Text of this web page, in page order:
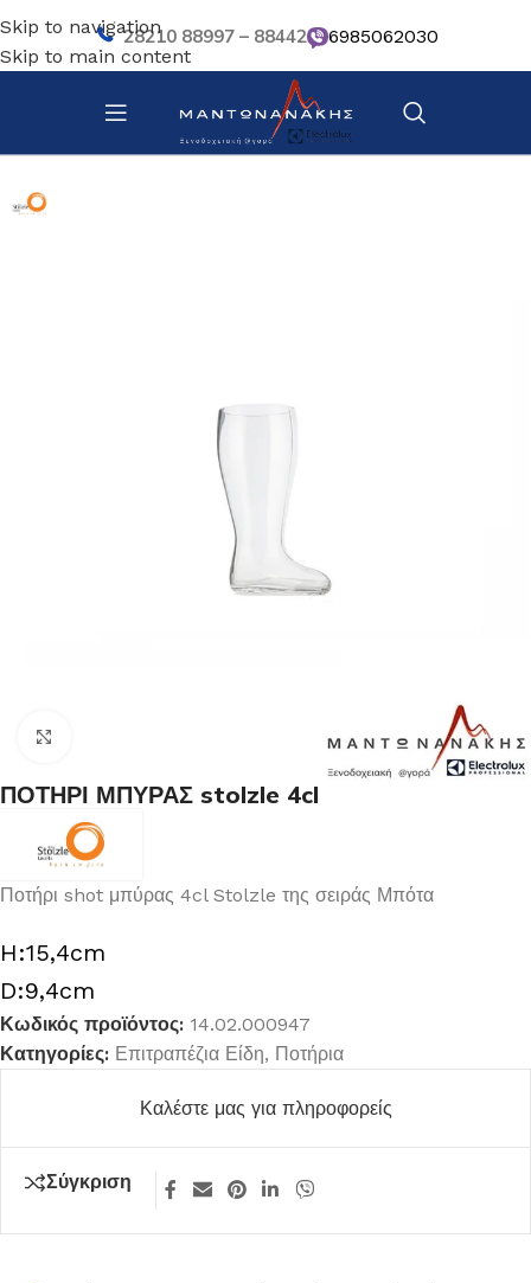
Skip to navigation
Skip to main content
28210 88997 – 88442 6985062030
Αρχική σελίδα/ Επιτραπέζια Είδη/ Ποτήρια
ΠΟΤΗΡΙ ΜΠΥΡΑΣ stolzle 4cl
Ποτήρι shot μπύρας 4cl Stolzle της σειράς Μπότα
H:15,4cm
D:9,4cm
Κωδικός προϊόντος: 14.02.000947
Κατηγορίες: Επιτραπέζια Είδη, Ποτήρια
Καλέστε μας για πληροφορείς
Σύγκριση